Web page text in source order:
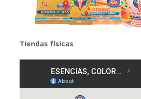
Tiendas físicas